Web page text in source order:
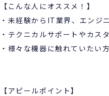
【こんな人にオススメ！】
・未経験からIT業界、エンジ
・テクニカルサポートやカス
・様々な機器に触れていたい方
【アピールポイント】